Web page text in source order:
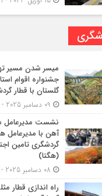
میسر شدن مسیر
جشنواره اقوام
گلستان با قطار
نشست مدیرعامل
آهن با مدیرعامل
گردشگری تامین
(هگتا)
راه اندازی قطار